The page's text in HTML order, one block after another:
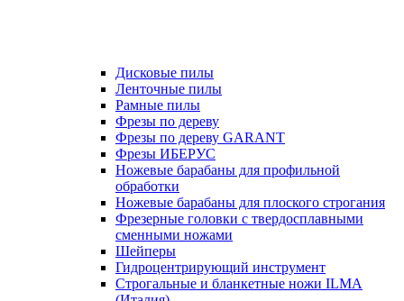
Дисковые пилы
Ленточные пилы
Рамные пилы
Фрезы по дереву
Фрезы по дереву GARANT
Фрезы ИБЕРУС
Ножевые барабаны для профильной
обработки
Ножевые барабаны для плоского строгания
Фрезерные головки с твердосплавными
сменными ножами
Шейперы
Гидроцентрирующий инструмент
Строгальные и бланкетные ножи ILMA